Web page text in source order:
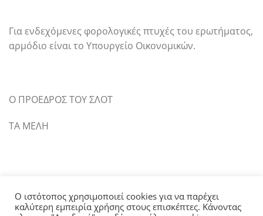
Για ενδεχόμενες φορολογικές πτυχές του ερωτήματος,
αρμόδιο είναι το Υπουργείο Οικονομικών.
Ο ΠΡΟΕΔΡΟΣ ΤΟΥ ΣΛΟΤ
ΤΑ ΜΕΛΗ
Ο ιστότοπος χρησιμοποιεί cookies για να παρέχει
καλύτερη εμπειρία χρήσης στους επισκέπτες. Κάνοντας